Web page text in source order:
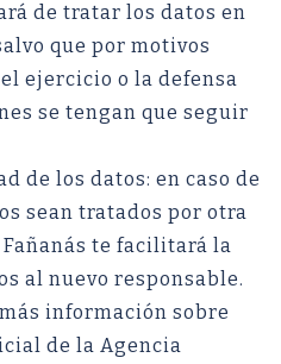
de tratar los datos en
que por motivos
ejercicio o la defensa
se tengan que seguir
de los datos: en caso de
sean tratados por otra
te facilitará la
al nuevo responsable.
información sobre
de la Agencia